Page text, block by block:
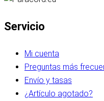
Servicio
Mi cuenta
Preguntas más
Envío y tasas
¿Artículo agotado?